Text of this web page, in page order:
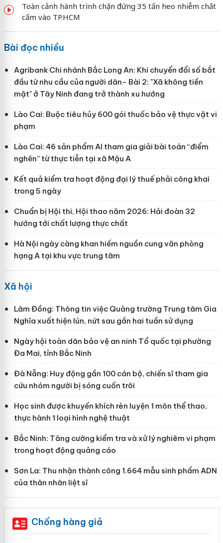
Toàn cảnh hành trình chặn đứng 35 tấn heo nhiễm chất
cấm vào TP.HCM
Bài đọc nhiều
Agribank Chi nhánh Bắc Long An: Khi chuyển đổi số bắt
đầu từ nhu cầu của người dân- Bài 2: "Xã không tiền
mặt" ở Tây Ninh đang trở thành xu hướng
Lào Cai: Buộc tiêu hủy 600 gói thuốc bảo vệ thực vật vi
phạm
Lào Cai: 46 sản phẩm AI tham gia giải bài toán “điểm
nghẽn” từ thực tiễn tại xã Mậu A
Kết quả kiểm tra hoạt động đại lý thuế phải công khai
trong 5 ngày
Chuẩn bị Hội thi, Hội thao năm 2026: Hải đoàn 32
hướng tới chất lượng thực chất
Hà Nội ngày càng khan hiếm nguồn cung văn phòng
hạng A tại khu vực trung tâm
Xã hội
Lâm Đồng: Thông tin việc Quảng trường Trung tâm Gia
Nghĩa xuất hiện lún, nứt sau gần hai tuần sử dụng
Ngày hội toàn dân bảo vệ an ninh Tổ quốc tại phường
Đa Mai, tỉnh Bắc Ninh
Đà Nẵng: Huy động gần 100 cán bộ, chiến sĩ tham gia
cứu nhóm người bị sóng cuốn trôi
Học sinh được khuyến khích rèn luyện 1 môn thể thao,
thực hành 1 loại hình nghệ thuật
Bắc Ninh: Tăng cường kiểm tra và xử lý nghiêm vi phạm
trong hoạt động quảng cáo
Sơn La: Thu nhận thành công 1.664 mẫu sinh phẩm ADN
của thân nhân liệt sĩ
Chống hàng giả